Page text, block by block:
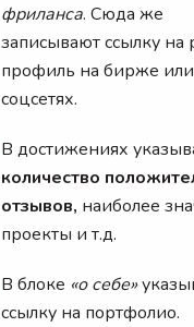
фриланса. Сюда же
записывают ссылку на
профиль на бирже
соцсетях.
В достижениях
количество
отзывов, наиболее
проекты и т.д.
В блоке «о себе»
ссылку на портфолио.